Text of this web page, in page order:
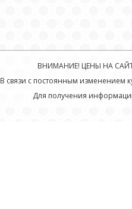
ВНИМАНИЕ! ЦЕНЫ НА
В связи с постоянным изменением
Для получения